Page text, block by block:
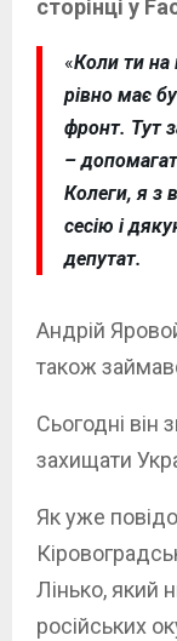
сторінці у
«Коли ти на
рівно має
фронт. Тут
–
Колеги, я з
сесію і
депутат.
Андрій
також
Сьогодні
захищати
Як уже
Лінько, який
російських